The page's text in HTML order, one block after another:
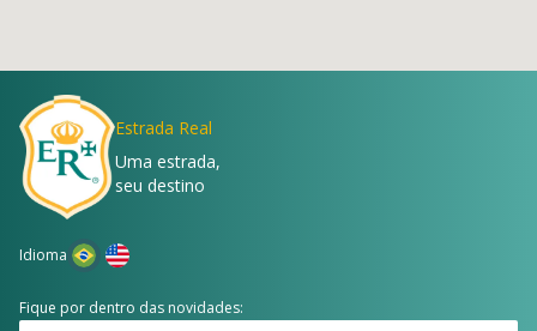
Estrada Real
Uma estrada,
seu destino
Idioma
Fique por dentro das novidades: